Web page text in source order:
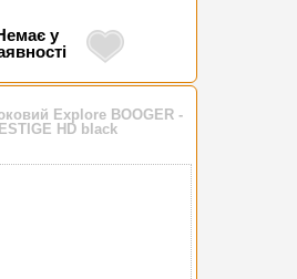
у
Explore BOOGER -
HD black